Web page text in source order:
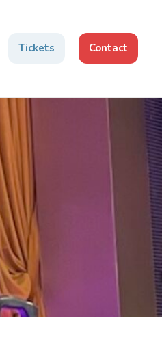
Tickets Contact